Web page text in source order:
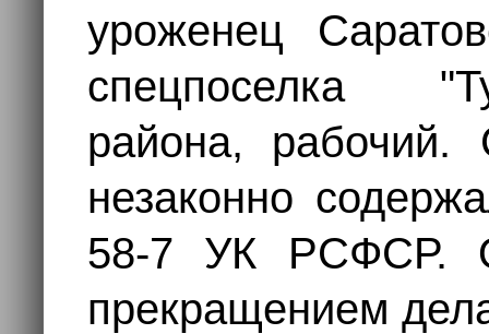
уроженец
спецпоселка
района,
незаконно
58-7 УК РСФСР.
прекращением